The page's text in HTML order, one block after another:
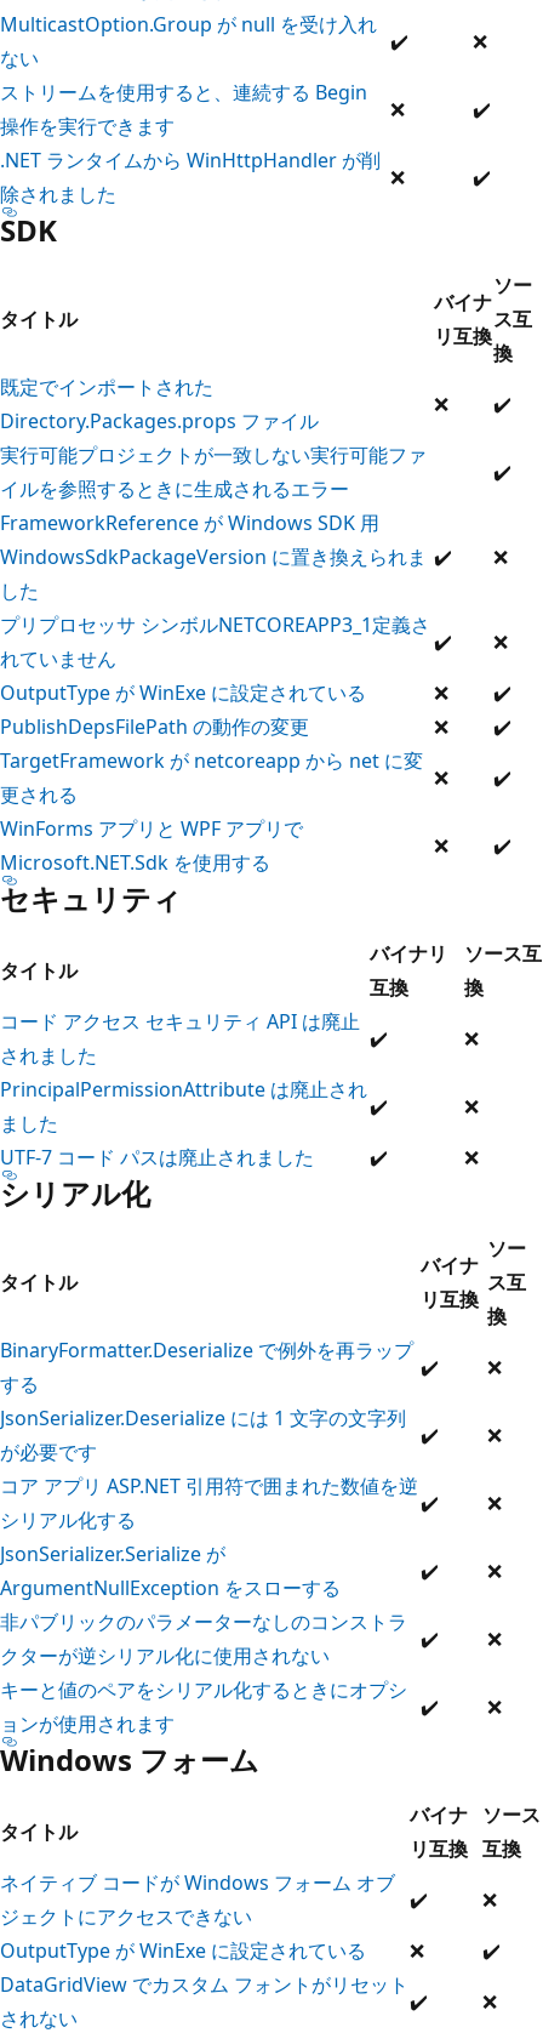
MulticastOption.Group が null を受け入れ
ない
✔️
❌
ストリームを使用すると、連続する Begin
操作を実行できます
❌
✔️
.NET ランタイムから WinHttpHandler が削
除されました
❌ ✔️
SDK
タイトル
バイナ
リ互換
ソー
ス互
換
既定でインポートされた
Directory.Packages.props ファイル
❌
✔️
実行可能プロジェクトが一致しない実行可能ファ
イルを参照するときに生成されるエラー
✔️
FrameworkReference が Windows SDK 用
WindowsSdkPackageVersion に置き換えられま
した
✔️ ❌
プリプロセッサ シンボルNETCOREAPP3_1定義さ
れていません
✔️
❌
OutputType が WinExe に設定されている
❌
✔️
PublishDepsFilePath の動作の変更
❌
✔️
TargetFramework が netcoreapp から net に変
更される
❌
✔️
WinForms アプリと WPF アプリで
Microsoft.NET.Sdk を使用する
❌ ✔️
セキュリティ
タイトル
バイナリ
互換
ソース互
換
コード アクセス セキュリティ API は廃止
されました
✔️
❌
PrincipalPermissionAttribute は廃止され
ました
✔️
❌
UTF-7 コード パスは廃止されました
✔️ ❌
シリアル化
タイトル
バイナ
リ互換
ソー
ス互
換
BinaryFormatter.Deserialize で例外を再ラップ
する
✔️
❌
JsonSerializer.Deserialize には 1 文字の文字列
が必要です
✔️
❌
コア アプリ ASP.NET 引用符で囲まれた数値を逆
シリアル化する
✔️
❌
JsonSerializer.Serialize が
ArgumentNullException をスローする
✔️
❌
非パブリックのパラメーターなしのコンストラ
クターが逆シリアル化に使用されない
✔️
❌
キーと値のペアをシリアル化するときにオプシ
ョンが使用されます
✔️ ❌
Windows フォーム
タイトル
バイナ
リ互換
ソース
互換
ネイティブ コードが Windows フォーム オブ
ジェクトにアクセスできない
✔️
❌
OutputType が WinExe に設定されている
❌
✔️
DataGridView でカスタム フォントがリセット
されない
✔️
❌